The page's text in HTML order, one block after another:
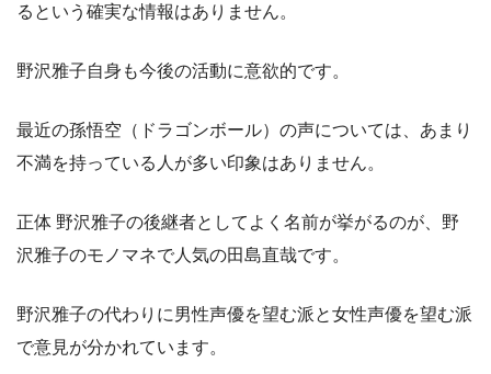
るという確実な情報はありません。
野沢雅子自身も今後の活動に意欲的です。
最近の孫悟空（ドラゴンボール）の声については、あまり
不満を持っている人が多い印象はありません。
正体 野沢雅子の後継者としてよく名前が挙がるのが、野
沢雅子のモノマネで人気の田島直哉です。
野沢雅子の代わりに男性声優を望む派と女性声優を望む派
で意見が分かれています。